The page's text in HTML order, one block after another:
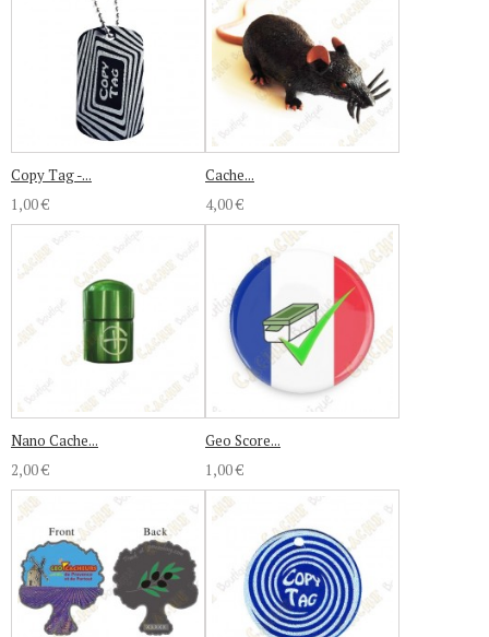
Copy Tag -...
1,00 €
Cache...
4,00 €
Nano Cache...
2,00 €
Geo Score...
1,00 €